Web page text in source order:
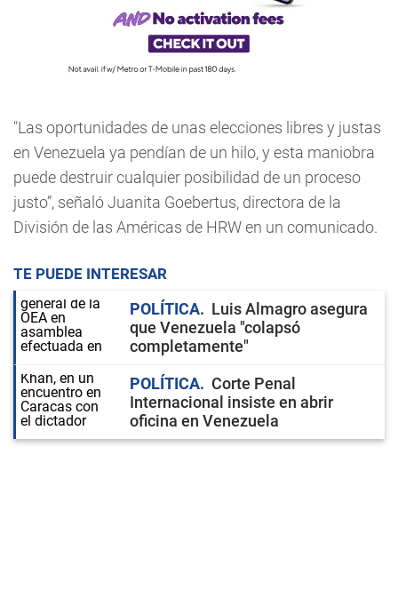
"Las oportunidades de unas elecciones libres y justas
en Venezuela ya pendían de un hilo, y esta maniobra
puede destruir cualquier posibilidad de un proceso
justo”, señaló Juanita Goebertus, directora de la
División de las Américas de HRW en un comunicado.
TE PUEDE INTERESAR
POLÍTICA
Luis Almagro asegura
que Venezuela "colapsó
completamente"
POLÍTICA
Corte Penal
Internacional insiste en abrir
oficina en Venezuela